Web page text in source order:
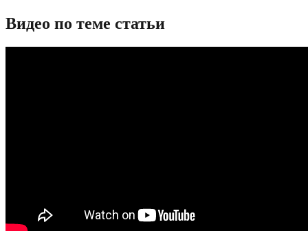
Видео по теме статьи